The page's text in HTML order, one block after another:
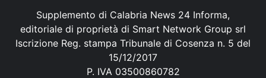
Supplemento di Calabria News 24 Informa,
editoriale di proprietà di Smart Network Group srl
Iscrizione Reg. stampa Tribunale di Cosenza n. 5 del
15/12/2017
P. IVA 03500860782